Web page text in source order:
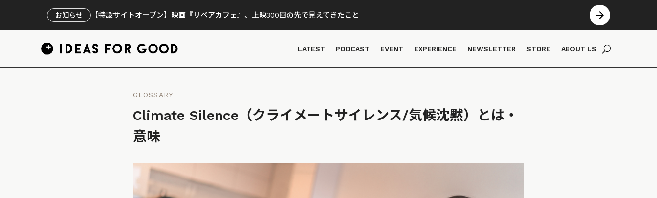
お知らせ 【特設サイトオープン】映画『リペアカフェ』、上映300回の先で見えてきたこと
LATEST PODCAST EVENT EXPERIENCE NEWSLETTER STORE ABOUT US
GLOSSARY
Climate Silence（クライメートサイレンス/気候沈黙）とは・
意味